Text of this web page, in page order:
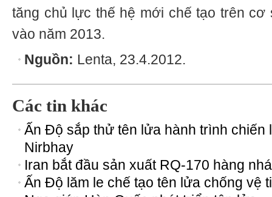
tăng chủ lực thế hệ mới chế tạo trên cơ
vào năm 2013.
Nguồn: Lenta, 23.4.2012.
Các tin khác
Ấn Độ sắp thử tên lửa hành trình chiến
Nirbhay
Iran bắt đầu sản xuất RQ-170 hàng
Ấn Độ lăm le chế tạo tên lửa chống vệ